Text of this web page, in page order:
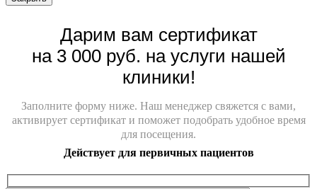
Дарим вам сертификат
на 3 000 руб. на услуги нашей
клиники!
Заполните форму ниже. Наш менеджер свяжется с вами,
активирует сертификат и поможет подобрать удобное время
для посещения.
Действует для первичных пациентов